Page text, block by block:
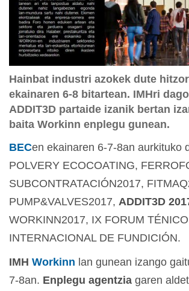
Hainbat industri azokek dute
ekainaren 6-8 bitartean. IMHri
ADDIT3D partaide izanik bertan
baita Workinn enplegu gunean.
BECen ekainaren 6-7-8an aurkituko
POLVERY ECOCOATING,
SUBCONTRATACIÓN2017,
PUMP&VALVES2017, ADDIT3D
WORKINN2017, IX FORUM TÉNICO
INTERNACIONAL DE FUNDICIÓN.
IMH Workinn lan gunean izango
7-8an. Enplegu agentzia garen